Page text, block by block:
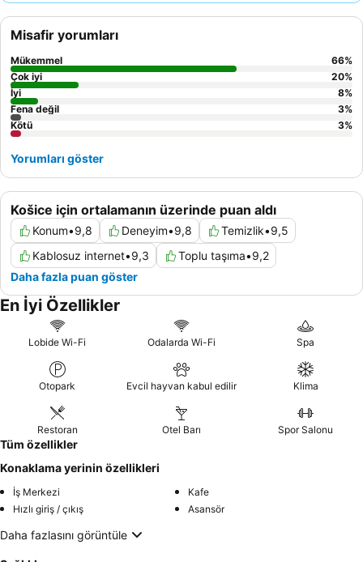
sürekli olarak övmektedir. Daha sakin bir deneyim için, otoparka
bakan bir oda talep etmeyi düşünebilirsiniz.
Košice için ortalamanın üzerinde puan aldı
Konum•9,8 Deneyim•9,8 Temizlik•9,5
Kablosuz internet•9,3 Toplu taşıma•9,2
Daha fazla puan göster
Misafir yorumları
Mükemmel 66%
Çok iyi
20%
İyi
8%
Fena değil
3%
Kötü
3%
Yorumları göster
En İyi Özellikler
Lobide Wi-Fi Odalarda Wi-Fi Spa
Otopark Evcil hayvan kabul edilir Klima
Restoran Otel Barı Spor Salonu
Tüm özellikler
Konaklama yerinin özellikleri
İş Merkezi
Kafe
Hızlı giriş / çıkış
Asansör
Daha fazlasını görüntüle